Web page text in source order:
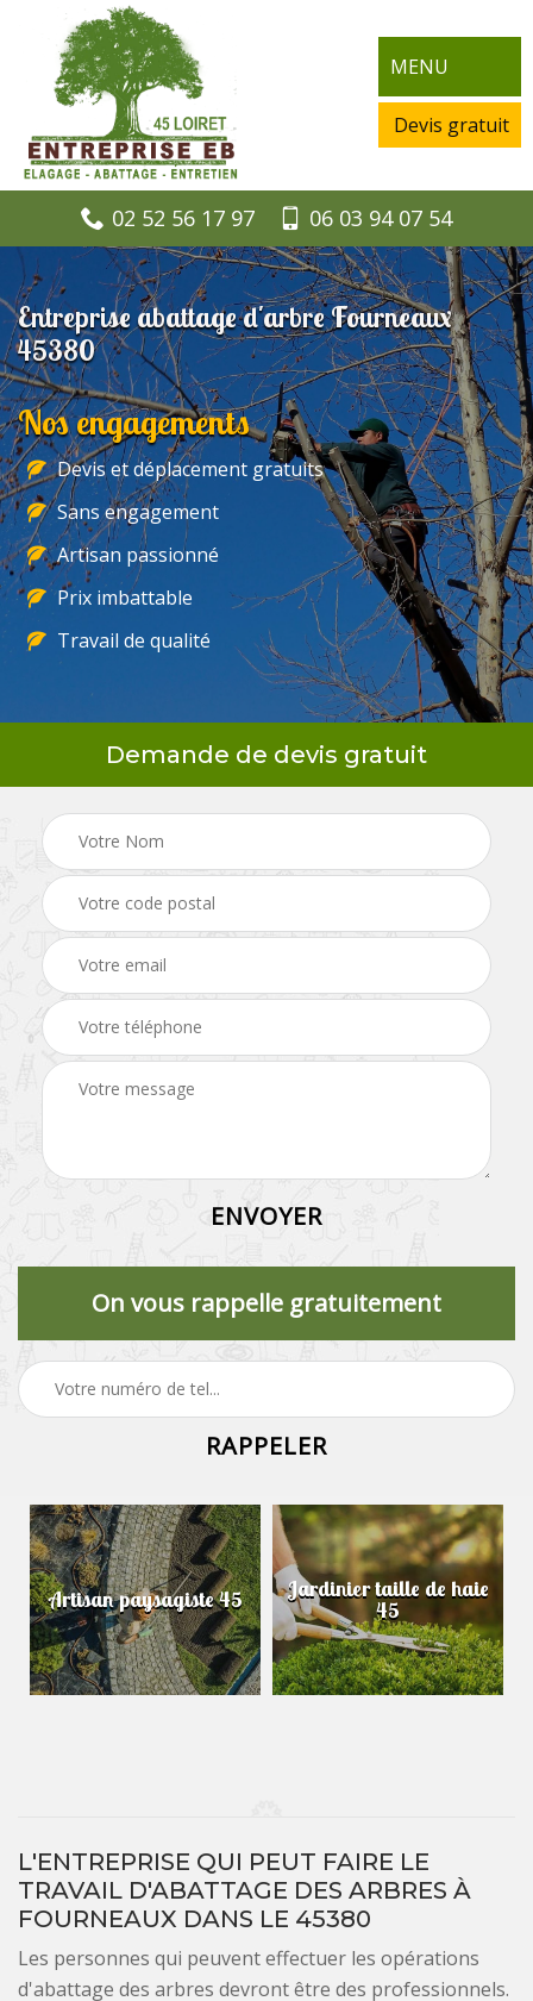
MENU
Devis gratuit
02 52 56 17 97 06 03 94 07 54
Entreprise abattage d'arbre Fourneaux
45380
Nos engagements
Devis et déplacement gratuits
Sans engagement
Artisan passionné
Prix imbattable
Travail de qualité
Demande de devis gratuit
On vous rappelle gratuitement
Artisan paysagiste 45 Jardinier taille de haie
45
L'ENTREPRISE QUI PEUT FAIRE LE
TRAVAIL D'ABATTAGE DES ARBRES À
FOURNEAUX DANS LE 45380
Les personnes qui peuvent effectuer les opérations
d'abattage des arbres devront être des professionnels.